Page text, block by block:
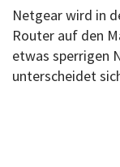
Netgear wird in
Router auf den
etwas sperrigen
unterscheidet